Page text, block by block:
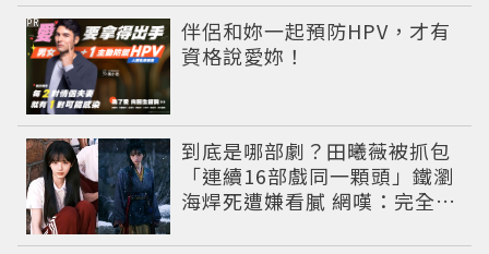
伴侶和妳一起預防HPV，才有
資格說愛妳！
PR
到底是哪部劇？田曦薇被抓包
「連續16部戲同一顆頭」鐵瀏
海焊死遭嫌看膩 網嘆：完全分